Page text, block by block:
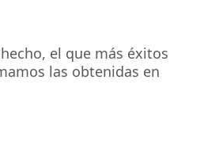
el que más éxitos
las obtenidas en